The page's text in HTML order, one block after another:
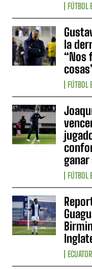
FÚTBOL
la
“Nos
FÚTBOL
ganar
FÚTBOL